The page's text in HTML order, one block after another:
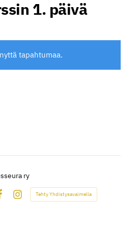
1. päivä
tapahtumaa.
ry
Instagram
Tehty Yhdistysavaimella